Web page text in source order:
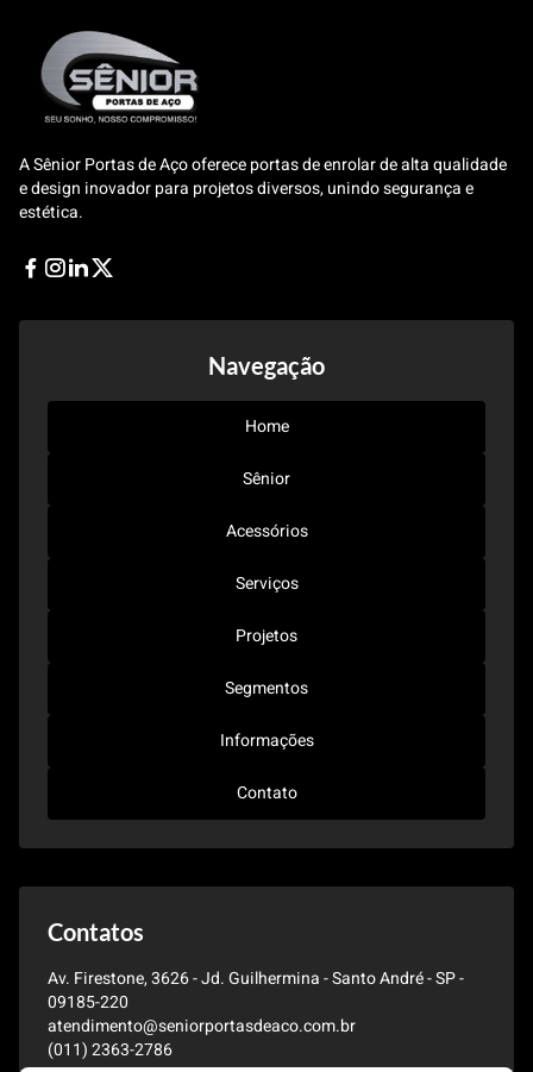
A Sênior Portas de Aço oferece portas de enrolar de alta qualidade
e design inovador para projetos diversos, unindo segurança e
estética.
Facebook
Instagram
Linkedin
Navegação
Home
Sênior
Acessórios
Serviços
Projetos
Segmentos
Informações
Contato
Contatos
Av. Firestone, 3626 - Jd. Guilhermina - Santo André - SP -
09185-220
atendimento@seniorportasdeaco.com.br
(011) 2363-2786